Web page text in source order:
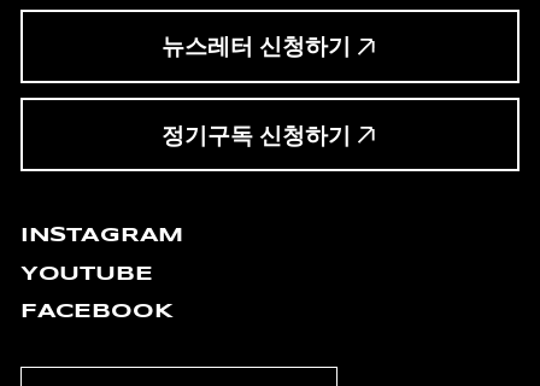
뉴스레터 신청하기
정기구독 신청하기
INSTAGRAM
YOUTUBE
FACEBOOK